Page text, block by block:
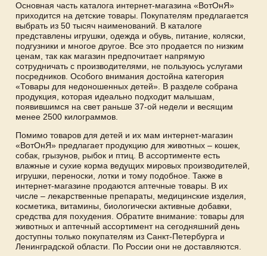
Основная часть каталога интернет-магазина «ВотОнЯ»
приходится на детские товары. Покупателям предлагается
выбрать из 50 тысяч наименований. В каталоге
представлены игрушки, одежда и обувь, питание, коляски,
подгузники и многое другое. Все это продается по низким
ценам, так как магазин предпочитает напрямую
сотрудничать с производителями, не пользуюсь услугами
посредников. Особого внимания достойна категория
«Товары для недоношенных детей». В разделе собрана
продукция, которая идеально подходит малышам,
появившимся на свет раньше 37-ой недели и весящим
менее 2500 килограммов.
Помимо товаров для детей и их мам интернет-магазин
«ВотОнЯ» предлагает продукцию для животных – кошек,
собак, грызунов, рыбок и птиц. В ассортименте есть
влажные и сухие корма ведущих мировых производителей,
игрушки, переноски, лотки и тому подобное. Также в
интернет-магазине продаются аптечные товары. В их
числе – лекарственные препараты, медицинские изделия,
косметика, витамины, биологически активные добавки,
средства для похудения. Обратите внимание: товары для
животных и аптечный ассортимент на сегодняшний день
доступны только покупателям из Санкт-Петербурга и
Ленинградской области. По России они не доставляются.